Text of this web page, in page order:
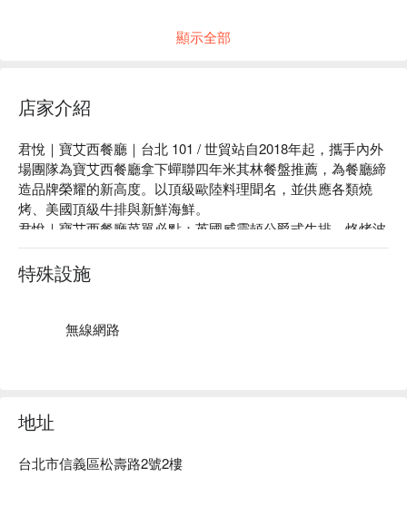
跨年煙火套餐 12/31
顯示全部
店家介紹
君悅｜寶艾西餐廳｜台北 101 / 世貿站自2018年起，攜手內外
場團隊為寶艾西餐廳拿下蟬聯四年米其林餐盤推薦，為餐廳締
造品牌榮耀的新高度。以頂級歐陸料理聞名，並供應各類燒
烤、美國頂級牛排與新鮮海鮮。
君悅｜寶艾西餐廳菜單必點：英國威靈頓公爵式牛排、烙烤波
士頓龍蝦、紐西蘭烙烤頂級和羊排、西班牙伊比利老饕肉
君悅｜寶艾西餐廳評價：Google 4.3 星好評推薦
君悅｜寶艾西餐廳推薦：宛若使用魔法的大理石噴泉，配上高
光，夜晚則能享受貴族夜景。
特殊設施
無線網路
地址
台北市信義區松壽路2號2樓